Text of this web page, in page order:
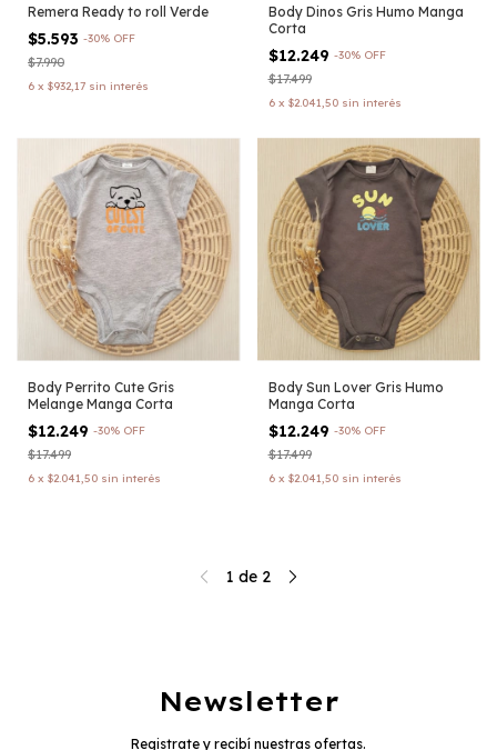
Remera Ready to roll Verde
$5.593 -30% OFF
$7.990
6 x $932,17 sin interés
Body Dinos Gris Humo Manga
Corta
$12.249 -30% OFF
$17.499
6 x $2.041,50 sin interés
Body Perrito Cute Gris
Melange Manga Corta
$12.249 -30% OFF
$17.499
6 x $2.041,50 sin interés
Body Sun Lover Gris Humo
Manga Corta
$12.249 -30% OFF
$17.499
6 x $2.041,50 sin interés
1 de 2
Newsletter
Registrate y recibí nuestras ofertas.